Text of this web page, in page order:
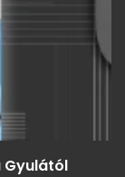
Gyulától